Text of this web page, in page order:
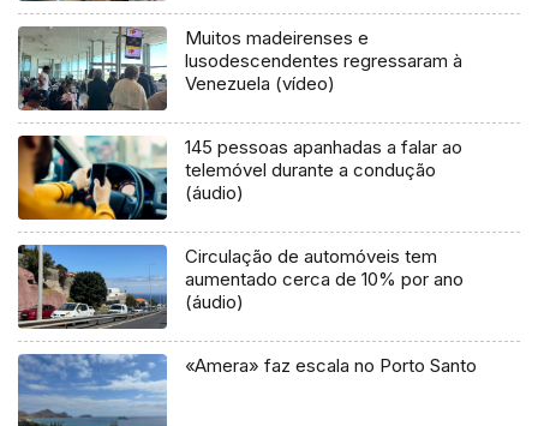
Muitos madeirenses e
lusodescendentes regressaram à
Venezuela (vídeo)
145 pessoas apanhadas a falar ao
telemóvel durante a condução
(áudio)
Circulação de automóveis tem
aumentado cerca de 10% por ano
(áudio)
«Amera» faz escala no Porto Santo